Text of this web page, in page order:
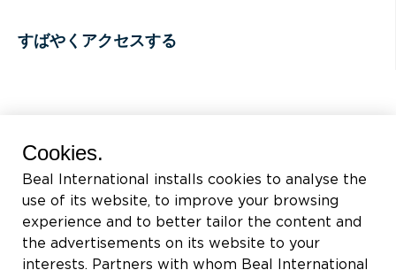
すばやくアクセスする
Rue du Tronquoy, 8
付加価値税:BE0414.592.153
Cookies.
Beal International installs cookies to analyse the
use of its website, to improve your browsing
experience and to better tailor the content and
the advertisements on its website to your
interests. Partners with whom Beal International